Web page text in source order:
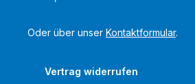
Oder über unser Kontaktformular.
Vertrag widerrufen